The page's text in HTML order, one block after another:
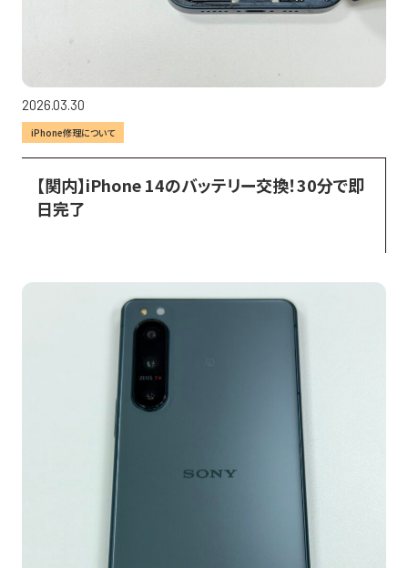
2026.03.30
iPhone修理について
【関内】iPhone 14のバッテリー交換！30分で即
日完了